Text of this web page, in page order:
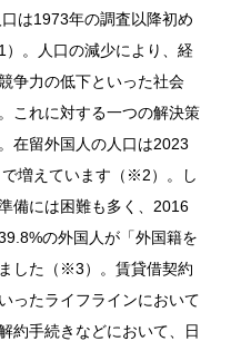
は1973年の調査以降初め
。人口の減少により、経
争力の低下といった社会
これに対する一つの解決策
在留外国人の人口は2023
増えています（※2）。し
備には困難も多く、2016
の外国人が「外国籍を
した（※3）。賃貸借契約
ったライフラインにおいて
約手続きなどにおいて、日